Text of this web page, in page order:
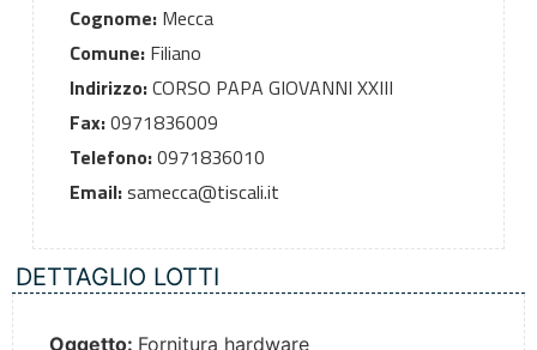
Cognome:Mecca
Comune:Filiano
Indirizzo:CORSO PAPA GIOVANNI XXIII
Fax:0971836009
Telefono:0971836010
Email:samecca@tiscali.it
DETTAGLIO LOTTI
Oggetto: Fornitura hardware